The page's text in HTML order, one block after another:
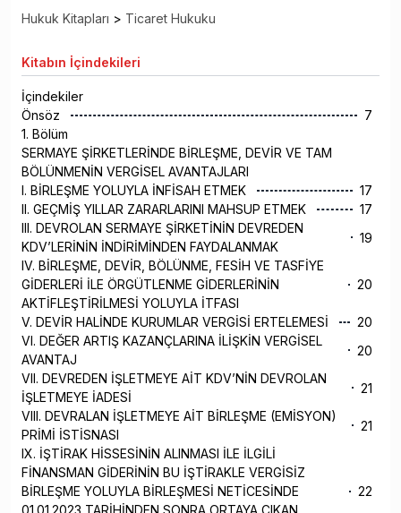
Hukuk Kitapları > Ticaret Hukuku
Kitabın İçindekileri
İçindekiler
Önsöz
7
1. Bölüm
SERMAYE ŞİRKETLERİNDE BİRLEŞME, DEVİR VE TAM
BÖLÜNMENİN VERGİSEL AVANTAJLARI
I. BİRLEŞME YOLUYLA İNFİSAH ETMEK
17
II. GEÇMİŞ YILLAR ZARARLARINI MAHSUP ETMEK
17
III. DEVROLAN SERMAYE ŞİRKETİNİN DEVREDEN
KDV’LERİNİN İNDİRİMİNDEN FAYDALANMAK
19
IV. BİRLEŞME, DEVİR, BÖLÜNME, FESİH VE TASFİYE
GİDERLERİ İLE ÖRGÜTLENME GİDERLERİNİN
AKTİFLEŞTİRİLMESİ YOLUYLA İTFASI
20
V. DEVİR HALİNDE KURUMLAR VERGİSİ ERTELEMESİ
20
VI. DEĞER ARTIŞ KAZANÇLARINA İLİŞKİN VERGİSEL
AVANTAJ
20
VII. DEVREDEN İŞLETMEYE AİT KDV’NİN DEVROLAN
İŞLETMEYE İADESİ
21
VIII. DEVRALAN İŞLETMEYE AİT BİRLEŞME (EMİSYON)
PRİMİ İSTİSNASI
21
IX. İŞTİRAK HİSSESİNİN ALINMASI İLE İLGİLİ
FİNANSMAN GİDERİNİN BU İŞTİRAKLE VERGİSİZ
BİRLEŞME YOLUYLA BİRLEŞMESİ NETİCESİNDE
22